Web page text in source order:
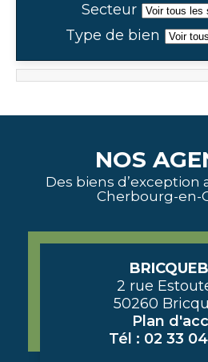
Secteur
Type de bien
NOS
Des biens d’exception
Cherbourg-en-
2 rue
50260
Plan
Tél : 02 33